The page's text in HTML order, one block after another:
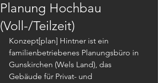
Planung Hochbau
(Voll-/Teilzeit)
Konzept[plan] Hintner ist ein
familienbetriebenes Planungsbüro in
Gunskirchen (Wels Land), das
Gebäude für Privat- und